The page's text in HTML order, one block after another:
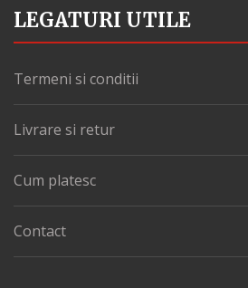
LEGATURI UTILE
Termeni si conditii
Livrare si retur
Cum platesc
Contact